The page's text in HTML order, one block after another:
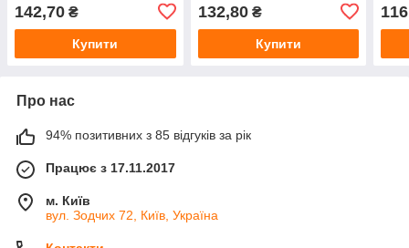
142,70 ₴
Купити
132,80₴
Купити
Про нас
94% позитивних з 85 відгуків за рік
Працює з 17.11.2017
м. Київ
вул. Зодчих 72, Київ, Україна